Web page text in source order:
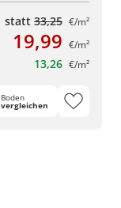
statt 33,25 €/m²
19,99 €/m²
13,26 €/m²
Boden
vergleichen